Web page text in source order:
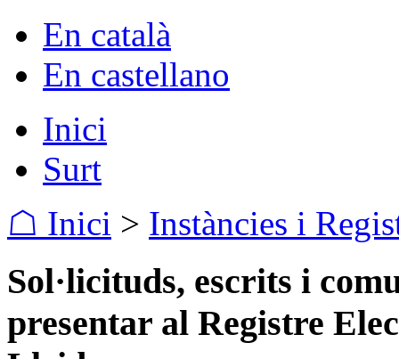
En català
En castellano
Inici
Surt
☖ Inici > Instàncies i
Sol·licituds, escrits i
presentar al Registre